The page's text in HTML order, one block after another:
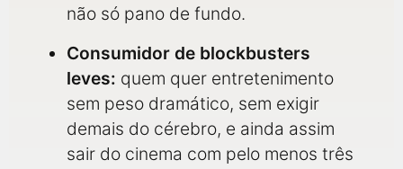
não só pano de fundo.
Consumidor de blockbusters
leves: quem quer entretenimento
sem peso dramático, sem exigir
demais do cérebro, e ainda assim
sair do cinema com pelo menos três